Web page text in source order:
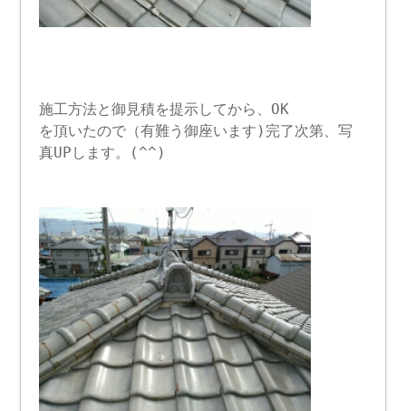
施工方法と御見積を提示してから、OK
を頂いたので（有難う御座います)完了次第、写
真UPします。(^^)